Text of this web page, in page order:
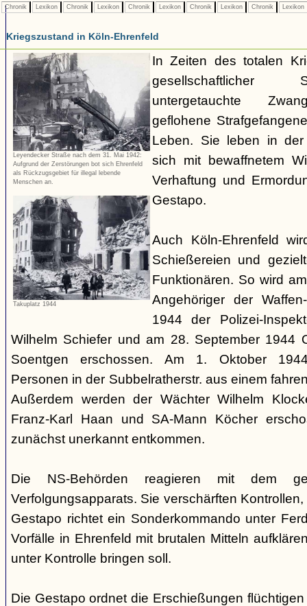
Chronik Lexikon Chronik Lexikon Chronik Lexikon Chronik Lexikon Chronik Lexikon
Kriegszustand in Köln-Ehrenfeld
Leyendecker Straße nach dem 31. Mai 1942:
Aufgrund der Zerstörungen bot sich Ehrenfeld
als Rückzugsgebiet für illegal lebende
Menschen an.
Takuplatz 1944
In Zeiten des totalen
gesellschaftlicher
untergetauchte
geflohene
Leben. Sie leben in
sich mit bewaffnetem
Verhaftung und
Gestapo.
Auch Köln-Ehrenfeld
Schießereien und
Funktionären. So wird
Angehöriger der
1944 der Polizei-
Wilhelm Schiefer und am 28. September 1944
Soentgen erschossen. Am 1. Oktober
Personen in der Subbelratherstr. aus einem
Außerdem werden der Wächter Wilhelm
Franz-Karl Haan und SA-Mann Köcher
zunächst unerkannt entkommen.
Die NS-Behörden reagieren mit dem
Verfolgungsapparats. Sie verschärften
Gestapo richtet ein Sonderkommando unter
Vorfälle in Ehrenfeld mit brutalen Mitteln
unter Kontrolle bringen soll.
Die Gestapo ordnet die Erschießungen